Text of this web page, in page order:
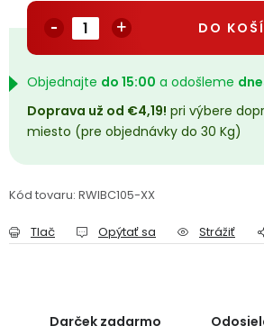
Přihlášení
DO
Objednajte do 15:00 a odošleme
Doprava už od €4,19! pri výbere
miesto (pre objednávky do 30 Kg)
Kód tovaru: RWIBC105-XX
Tlač Opýtať sa Strážiť
Darček zadarmo